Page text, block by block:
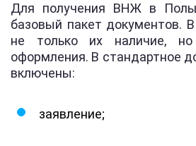
Для получения ВНЖ в
базовый пакет документов.
не только их наличие, но
оформления. В стандартное
включены:
заявление;